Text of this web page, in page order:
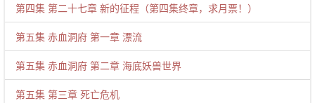
第四集 第二十七章 新的征程（第四集终章，求月票！）
第五集 赤血洞府 第一章 漂流
第五集 赤血洞府 第二章 海底妖兽世界
第五集 第三章 死亡危机